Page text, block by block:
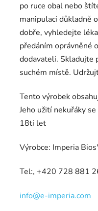
po ruce obal nebo
manipulaci důkladně
dobře, vyhledejte
předáním oprávněné
dodavateli. Skladujte
suchém místě.
Tento výrobek
Jeho užití nekuřáky
18ti let
Výrobce: Imperia
Tel:, +420 728 881
info@e-imperia.com